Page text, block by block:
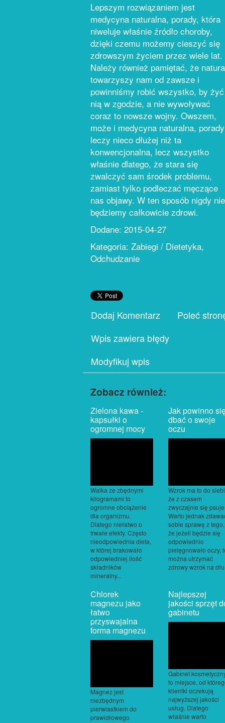
Lepszym rozwiązaniem jest
medycyna naturalna, porady, która
niweluje właśnie źródło choroby,
dzięki czemu możemy cieszyć się
zdrowszym życiem przez wiele lat.
Należy również pamiętać, że natura
towarzyszy nam od zawsze i
powinniśmy robić wszystko, by
nią w zgodzie, a nie wywoływać
coraz to nowsze wojny. Owszem,
może i medycyna naturalna, porady
leczy nieco dłużej niż ta
konwencjonalna, lecz wszystko
właśnie dlatego, że stara się
zwalczyć sam środek problemu,
zamiast tylko podleczać męczące
nas objawy. W ten sposób nigdy nie
będziemy całkowicie zdrowi.
Dodane: 2015-04-27
Kategoria: Zabiegi / Dietetyka,
Odchudzanie
Dodaj Komentarz
Poleć
Wpis zawiera błędy
Modyfikuj wpis
Zobacz również:
Zielona kawa -
kapsułki o
ogromnej mocy
Walka ze zbędnymi
kilogramami to
ogromne obciążenie
dla organizmu.
Dlatego niełatwo o
trwałe efekty. Często
nieodpowiednia dieta,
w której brakowało
odpowiedniej ilość
składników
mineralny...
Jak powinno
dbać o swoje
oczu
Wzrok ma to do
że z czasem
zwyczajnie się
Warto jednak
sobie sprawę z tego,
że jeżeli będzie się
odpowiednio
pielęgnowało oczy,
można utrzymać
zdrowy wzrok na
Chlorek
magnezu jako
łatwo
przyswajalna
forma magnezu
Magnez jest
niezbędnym
pierwiastkiem do
prawidłowego
Najlepszej
jakości sprzęt
gabinetu
Gabinet
to miejsce, od
klientki oczekują
najwyższej jakości
usług. Dlatego
właśnie warto